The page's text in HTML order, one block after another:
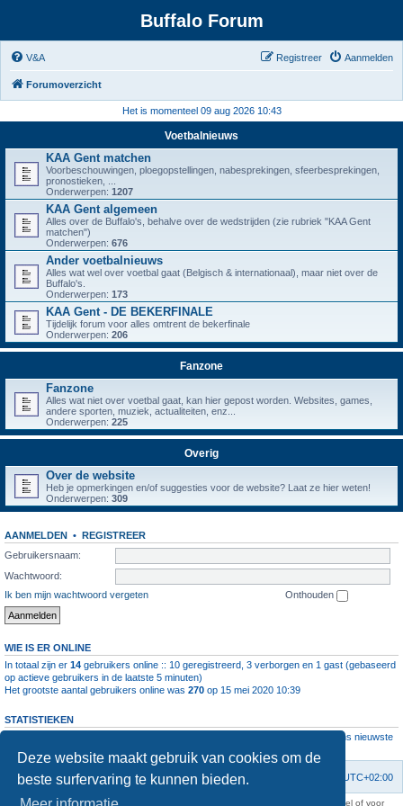
Deze website maakt gebruik van cookies om de
beste surfervaring te kunnen bieden.
Buffalo Forum
V&A Aanmelden
Registreer
Forumoverzicht
Het is momenteel 09 aug 2026 10:43
Voetbalnieuws
KAA Gent matchen
Voorbeschouwingen, ploegopstellingen, nabesprekingen, sfeerbesprekingen,
pronostieken, ...
Onderwerpen: 1207
KAA Gent algemeen
Alles over de Buffalo's, behalve over de wedstrijden (zie rubriek "KAA Gent
matchen")
Onderwerpen: 676
Ander voetbalnieuws
Alles wat wel over voetbal gaat (Belgisch & internationaal), maar niet over de
Buffalo's.
Onderwerpen: 173
KAA Gent - DE BEKERFINALE
Tijdelijk forum voor alles omtrent de bekerfinale
Onderwerpen: 206
Fanzone
Fanzone
Alles wat niet over voetbal gaat, kan hier gepost worden. Websites, games,
andere sporten, muziek, actualiteiten, enz...
Onderwerpen: 225
Overig
Over de website
Heb je opmerkingen en/of suggesties voor de website? Laat ze hier weten!
Onderwerpen: 309
AANMELDEN • REGISTREER
Gebruikersnaam:
Wachtwoord:
Ik ben mijn wachtwoord vergeten
Onthouden
WIE IS ER ONLINE
In totaal zijn er 14 gebruikers online :: 10 geregistreerd, 3 verborgen en 1 gast (gebaseerd
op actieve gebruikers in de laatste 5 minuten)
Het grootste aantal gebruikers online was 270 op 15 mei 2020 10:39
STATISTIEKEN
• Ons nieuwste
Forumoverzicht UTC+02:00
Verwijder cookies
Contact
KAA Gent kan nooit aansprakelijk worden gesteld voor om het even welk nadeel of voor